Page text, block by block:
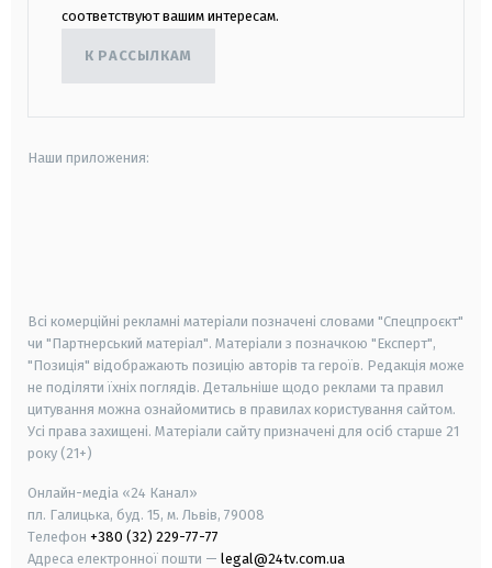
соответствуют вашим интересам.
К РАССЫЛКАМ
Наши приложения:
Всі комерційні рекламні матеріали позначені словами "Спецпроєкт"
чи "Партнерський матеріал". Матеріали з позначкою "Експерт",
"Позиція" відображають позицію авторів та героїв. Редакція може
не поділяти їхніх поглядів. Детальніше щодо реклами та правил
цитування можна ознайомитись в правилах користування сайтом.
Усі права захищені. Матеріали сайту призначені для осіб старше 21
року (21+)
Онлайн-медіа «24 Канал»
пл. Галицька, буд. 15, м. Львів, 79008
Телефон +380 (32) 229-77-77
Адреса електронної пошти — legal@24tv.com.ua